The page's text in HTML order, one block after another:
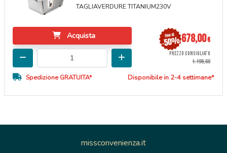
TAGLIAVERDURE TITANIUM230V
Acquista 678,00€
PREZZO CONSIGLIATO
1.195,60
Spedizione GRATUITA* Disponibile in 2-4 settimane*
missconvenienza.it